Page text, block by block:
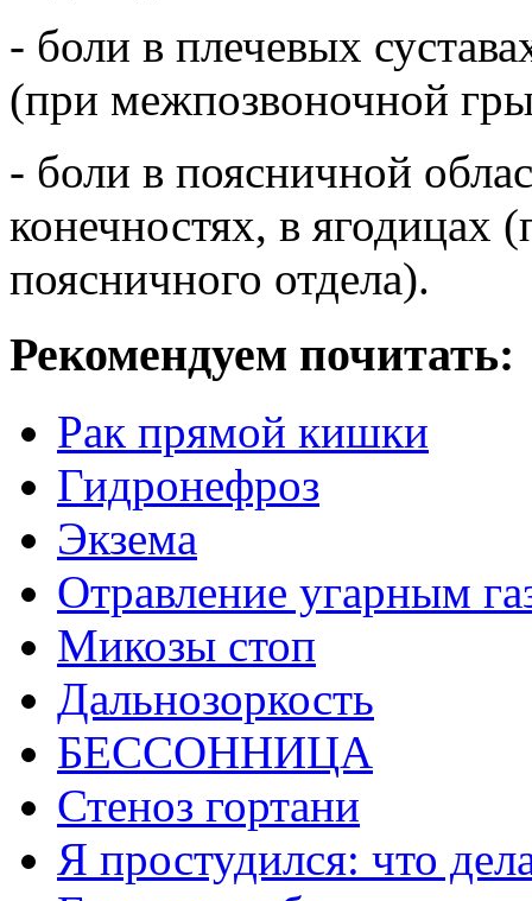
- боли в плечевых
(при межпозвоночной
- боли в поясничной
конечностях, в
поясничного отдела).
Рекомендуем почитать:
Рак прямой кишки
Гидронефроз
Экзема
Отравление угарным
Микозы стоп
Дальнозоркость
БЕССОННИЦА
Стеноз гортани
Я простудился: что